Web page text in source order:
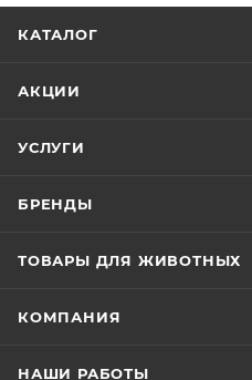
КАТАЛОГ
АКЦИИ
УСЛУГИ
БРЕНДЫ
ТОВАРЫ ДЛЯ ЖИВОТНЫХ
КОМПАНИЯ
НАШИ РАБОТЫ